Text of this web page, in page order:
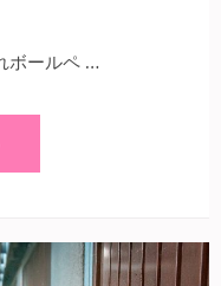
ボールペ …